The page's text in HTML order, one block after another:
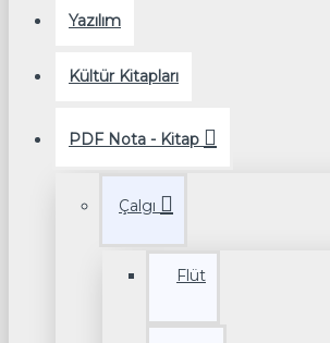
Yazılım
Kültür Kitapları
PDF Nota - Kitap
Çalgı
Flüt